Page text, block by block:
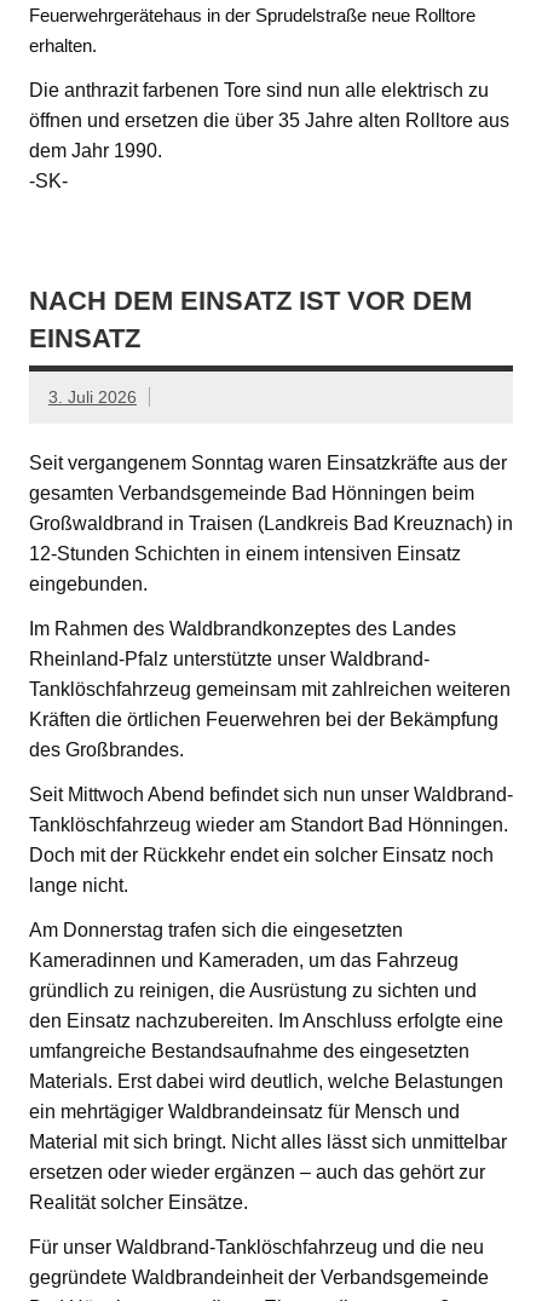
Feuerwehrgerätehaus in der Sprudelstraße neue Rolltore
erhalten.
Die anthrazit farbenen Tore sind nun alle elektrisch zu
öffnen und ersetzen die über 35 Jahre alten Rolltore aus
dem Jahr 1990.
-SK-
NACH DEM EINSATZ IST VOR DEM
EINSATZ
3. Juli 2026
Seit vergangenem Sonntag waren Einsatzkräfte aus der
gesamten Verbandsgemeinde Bad Hönningen beim
Großwaldbrand in Traisen (Landkreis Bad Kreuznach) in
12-Stunden Schichten in einem intensiven Einsatz
eingebunden.
Im Rahmen des Waldbrandkonzeptes des Landes
Rheinland-Pfalz unterstützte unser Waldbrand-
Tanklöschfahrzeug gemeinsam mit zahlreichen weiteren
Kräften die örtlichen Feuerwehren bei der Bekämpfung
des Großbrandes.
Seit Mittwoch Abend befindet sich nun unser Waldbrand-
Tanklöschfahrzeug wieder am Standort Bad Hönningen.
Doch mit der Rückkehr endet ein solcher Einsatz noch
lange nicht.
Am Donnerstag trafen sich die eingesetzten
Kameradinnen und Kameraden, um das Fahrzeug
gründlich zu reinigen, die Ausrüstung zu sichten und
den Einsatz nachzubereiten. Im Anschluss erfolgte eine
umfangreiche Bestandsaufnahme des eingesetzten
Materials. Erst dabei wird deutlich, welche Belastungen
ein mehrtägiger Waldbrandeinsatz für Mensch und
Material mit sich bringt. Nicht alles lässt sich unmittelbar
ersetzen oder wieder ergänzen – auch das gehört zur
Realität solcher Einsätze.
Für unser Waldbrand-Tanklöschfahrzeug und die neu
gegründete Waldbrandeinheit der Verbandsgemeinde